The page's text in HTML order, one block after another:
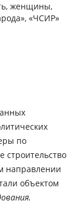
женщины,
«ЧСИР»
по
направлении
объектом
.